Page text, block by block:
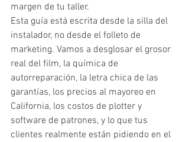
margen de tu taller.
Esta guía está escrita desde la silla del
instalador, no desde el folleto de
marketing. Vamos a desglosar el grosor
real del film, la química de
autorreparación, la letra chica de las
garantías, los precios al mayoreo en
California, los costos de plotter y
software de patrones, y lo que tus
clientes realmente están pidiendo en el